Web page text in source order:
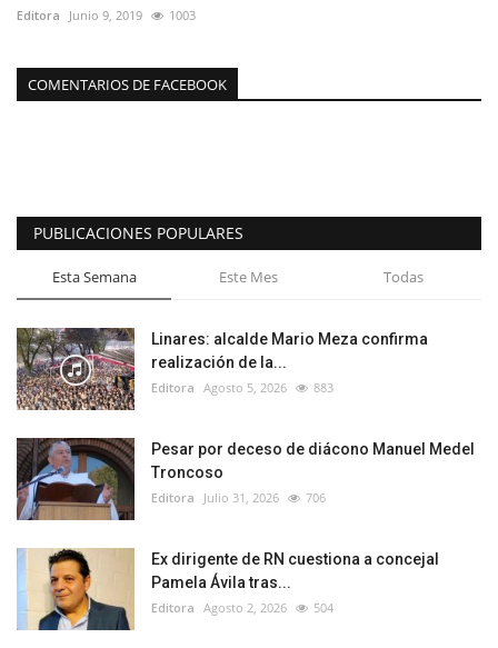
Editora Junio 9, 2019 1003
COMENTARIOS DE FACEBOOK
PUBLICACIONES POPULARES
Esta Semana Este Mes Todas
Linares: alcalde Mario Meza confirma
realización de la...
Editora Agosto 5, 2026 883
Pesar por deceso de diácono Manuel Medel
Troncoso
Editora Julio 31, 2026 706
Ex dirigente de RN cuestiona a concejal
Pamela Ávila tras...
Editora Agosto 2, 2026 504